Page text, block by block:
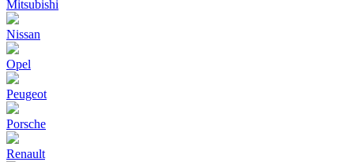
Mitsubishi
Nissan
Opel
Peugeot
Porsche
Renault